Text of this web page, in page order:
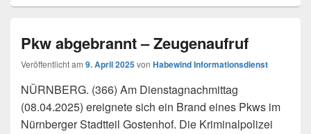
Pkw abgebrannt – Zeugenaufruf
Veröffentlicht am 9. April 2025von Habewind Informationsdienst
NÜRNBERG. (366) Am Dienstagnachmittag
(08.04.2025) ereignete sich ein Brand eines Pkws im
Nürnberger Stadtteil Gostenhof. Die Kriminalpolizei